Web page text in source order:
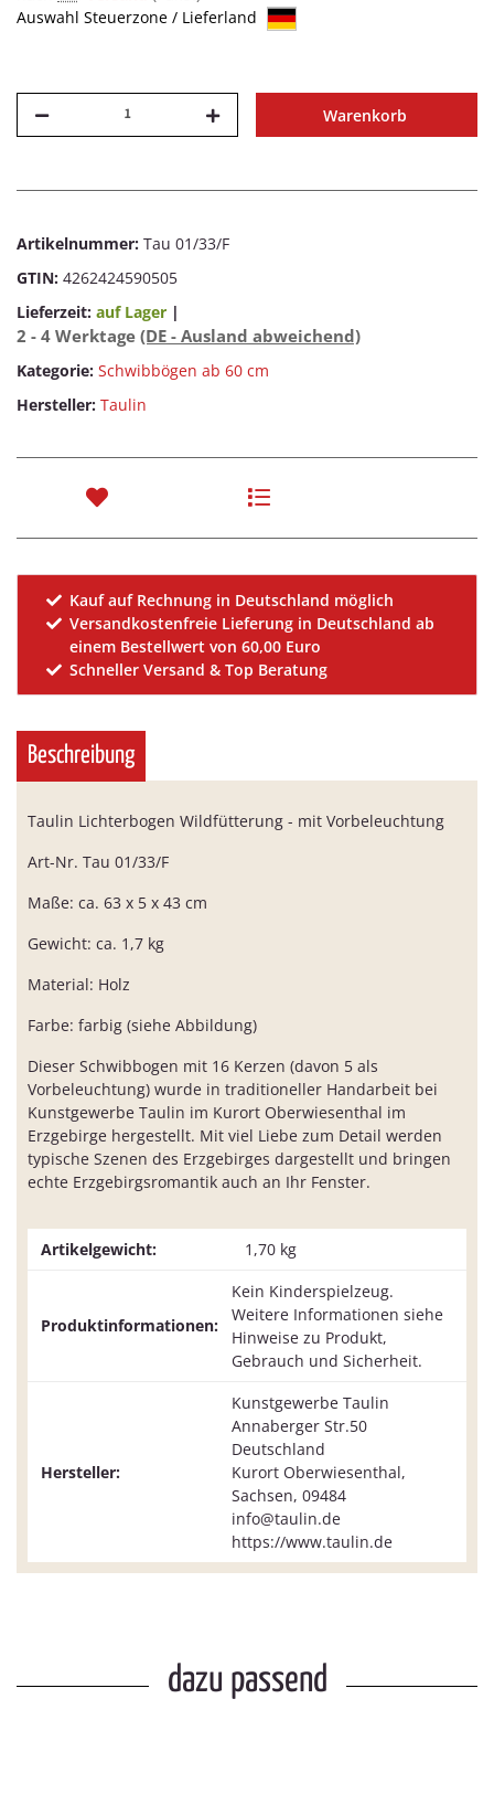
Auswahl Steuerzone / Lieferland
Warenkorb
Artikelnummer: Tau 01/33/F
GTIN: 4262424590505
Lieferzeit: auf Lager |
2 - 4 Werktage (DE - Ausland abweichend)
Kategorie: Schwibbögen ab 60 cm
Hersteller: Taulin
Kauf auf Rechnung in Deutschland möglich
Versandkostenfreie Lieferung in Deutschland ab
einem Bestellwert von 60,00 Euro
Schneller Versand & Top Beratung
Beschreibung
Taulin Lichterbogen Wildfütterung - mit Vorbeleuchtung
Art-Nr. Tau 01/33/F
Maße: ca. 63 x 5 x 43 cm
Gewicht: ca. 1,7 kg
Material: Holz
Farbe: farbig (siehe Abbildung)
Dieser Schwibbogen mit 16 Kerzen (davon 5 als
Vorbeleuchtung) wurde in traditioneller Handarbeit bei
Kunstgewerbe Taulin im Kurort Oberwiesenthal im
Erzgebirge hergestellt. Mit viel Liebe zum Detail werden
typische Szenen des Erzgebirges dargestellt und bringen
echte Erzgebirgsromantik auch an Ihr Fenster.
Artikelgewicht: 1,70 kg
Produktinformationen:
Kein Kinderspielzeug.
Weitere Informationen siehe
Hinweise zu Produkt,
Gebrauch und Sicherheit.
Hersteller:
Kunstgewerbe Taulin
Annaberger Str.50
Deutschland
Kurort Oberwiesenthal,
Sachsen, 09484
info@taulin.de
https://www.taulin.de
dazu passend